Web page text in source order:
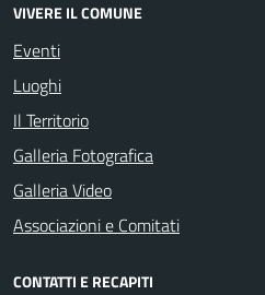
VIVERE IL COMUNE
Eventi
Luoghi
Il Territorio
Galleria Fotografica
Galleria Video
Associazioni e Comitati
CONTATTI E RECAPITI